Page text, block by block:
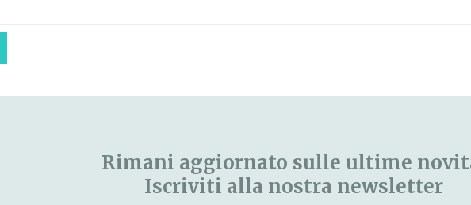
Rimani aggiornato sulle ultime
Iscriviti alla nostra newsletter